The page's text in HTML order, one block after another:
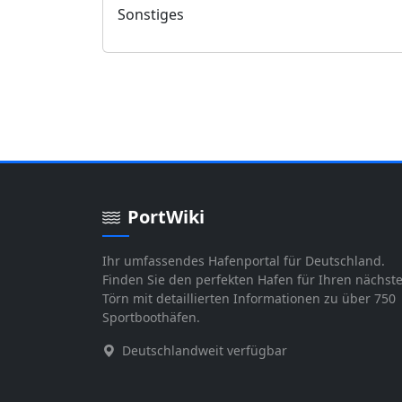
Sonstiges
PortWiki
Ihr umfassendes Hafenportal für Deutschland.
Finden Sie den perfekten Hafen für Ihren
Törn mit detaillierten Informationen zu über 750
Sportboothäfen.
Deutschlandweit verfügbar